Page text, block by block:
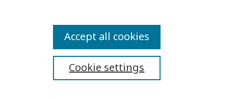
Statement
Cookie settings
Accept all cookies